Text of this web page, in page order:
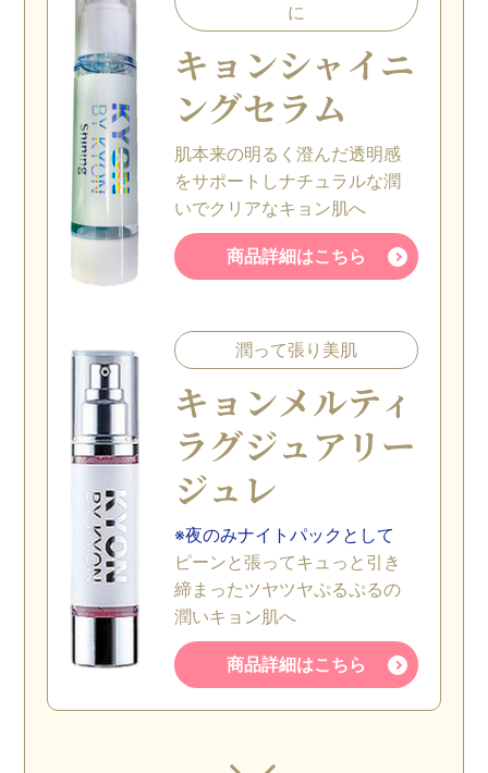
に
キョンシャイニ
ングセラム
肌本来の明るく澄んだ透明感
をサポートしナチュラルな潤
いでクリアなキョン肌へ
商品詳細はこちら
潤って張り美肌
キョンメルティ
ラグジュアリー
ジュレ
※夜のみナイトパックとして
ピーンと張ってキュっと引き
締まったツヤツヤぷるぷるの
潤いキョン肌へ
商品詳細はこちら